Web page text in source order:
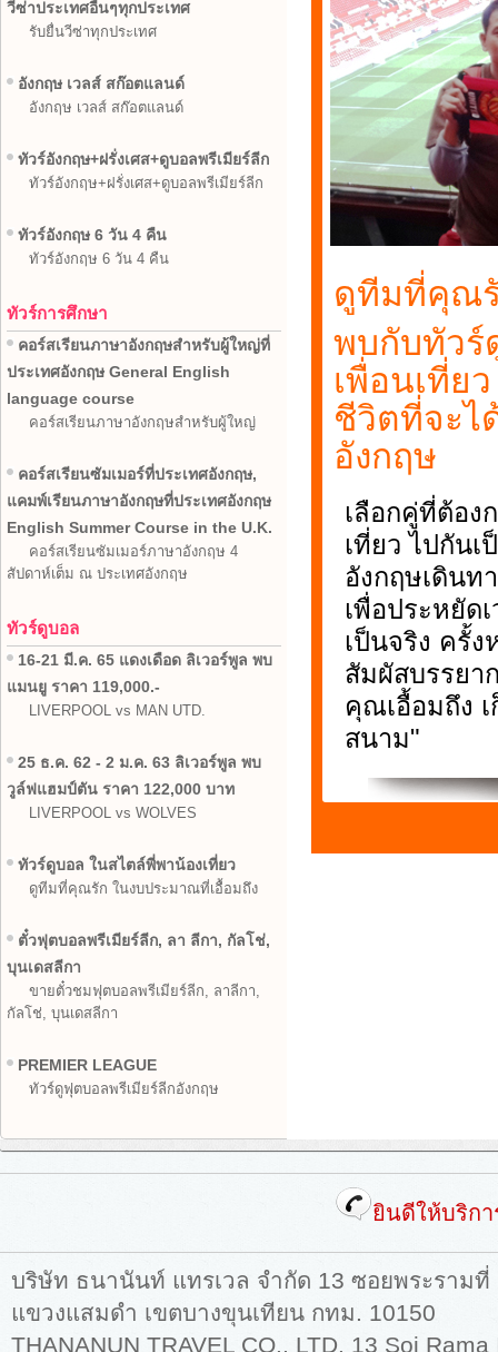
วีซ่าประเทศอื่นๆทุกประเทศ
รับยื่นวีซ่าทุกประเทศ
อังกฤษ เวลส์ สก๊อตแลนด์
อังกฤษ เวลส์ สก๊อตแลนด์
ทัวร์อังกฤษ+ฝรั่งเศส+ดูบอลพรีเมียร์ลีก
ทัวร์อังกฤษ+ฝรั่งเศส+ดูบอลพรีเมียร์ลีก
ทัวร์อังกฤษ 6 วัน 4 คืน
ทัวร์อังกฤษ 6 วัน 4 คืน
ทัวร์การศึกษา
คอร์สเรียนภาษาอังกฤษสำหรับผู้ใหญ่ที่
ประเทศอังกฤษ General English
language course
คอร์สเรียนภาษาอังกฤษสำหรับผู้ใหญ่
คอร์สเรียนซัมเมอร์ที่ประเทศอังกฤษ,
แคมพ์เรียนภาษาอังกฤษที่ประเทศอังกฤษ
English Summer Course in the U.K.
คอร์สเรียนซัมเมอร์ภาษาอังกฤษ 4
สัปดาห์เต็ม ณ ประเทศอังกฤษ
ทัวร์ดูบอล
16-21 มี.ค. 65 แดงเดือด ลิเวอร์พูล พบ
แมนยู ราคา 119,000.-
LIVERPOOL vs MAN UTD.
25 ธ.ค. 62 - 2 ม.ค. 63 ลิเวอร์พูล พบ
วูล์ฟแฮมป์ตัน ราคา 122,000 บาท
LIVERPOOL vs WOLVES
ทัวร์ดูบอล ในสไตล์พี่พาน้องเที่ยว
ดูทีมที่คุณรัก ในงบประมาณที่เอื้อมถึง
ตั๋วฟุตบอลพรีเมียร์ลีก, ลา ลีกา, กัลโช่,
บุนเดสลีกา
ขายตั๋วชมฟุตบอลพรีเมียร์ลีก, ลาลีกา,
กัลโช่, บุนเดสลีกา
PREMIER LEAGUE
ทัวร์ดูฟุตบอลพรีเมียร์ลีกอังกฤษ
ดูทีมที่คุณรั
พบกับทัวร์
เพื่อนเที่ย
ชีวิตที่จะ
อังกฤษ
เลือกคู่ที่ต้อง
เที่ยว ไปกันเ
อังกฤษเดินท
เพื่อประหยัด
เป็นจริง ครั้
สัมผัสบรรย
คุณเอื้อมถึง
สนาม"
ยินดีให้บริกา
บริษัท ธนานันท์ แทรเวล จำกัด 13 ซอยพระรามที่
แขวงแสมดำ เขตบางขุนเทียน กทม. 10150
THANANUN TRAVEL CO., LTD. 13 Soi